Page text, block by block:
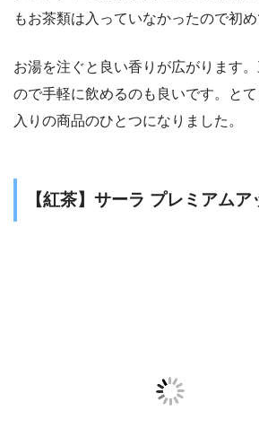
もお茶類は入っていなかったので初め
お湯を注ぐと良い香りが広がります
ので手軽に飲めるのも良いです。と
入りの商品のひとつになりました。
【紅茶】サーラ プレミアムア